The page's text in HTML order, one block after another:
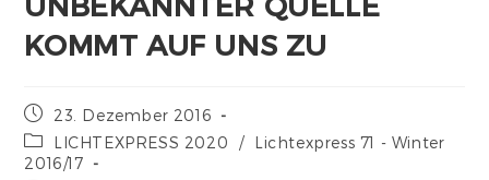
KOMMT AUF UNS ZU
23. Dezember 2016
LICHTEXPRESS 2020
/
Lichtexpress 71 - Winter
2016/17